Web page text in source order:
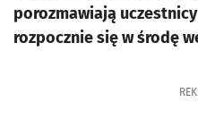
porozmawiają
rozpocznie się w środę